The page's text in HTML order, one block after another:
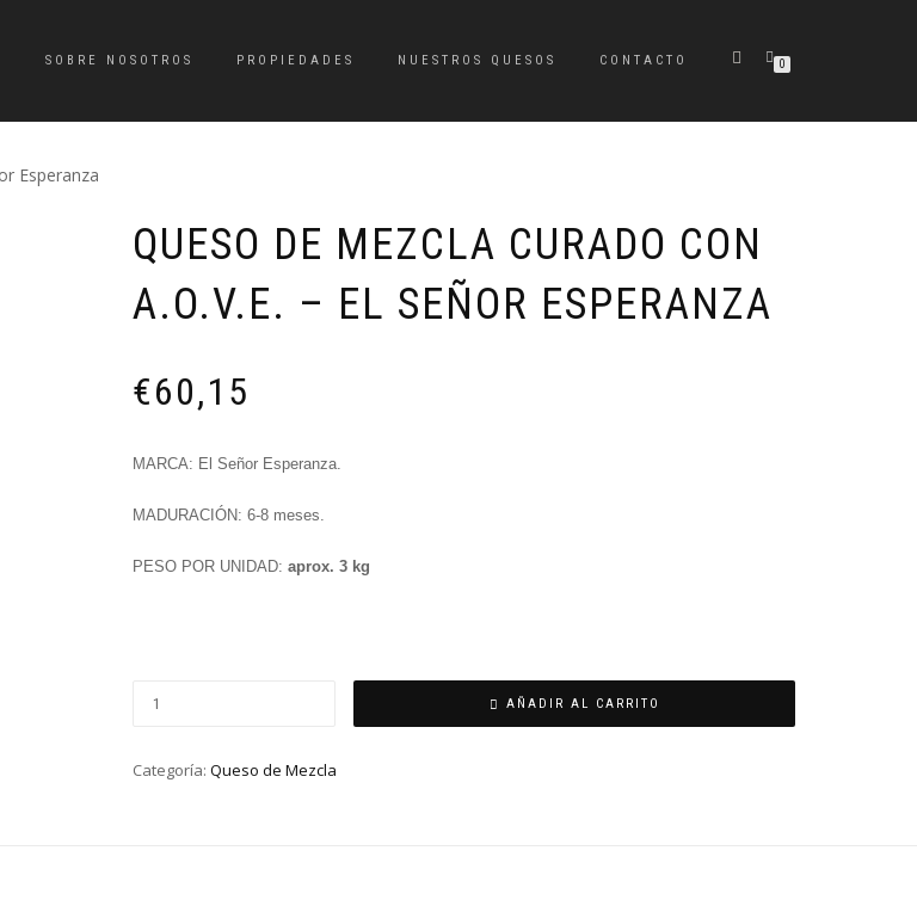
SOBRE NOSOTROS PROPIEDADES NUESTROS QUESOS CONTACTO 0
Esperanza
QUESO DE MEZCLA CURADO CON
A.O.V.E. – EL SEÑOR ESPERANZA
€60,15
MARCA: El Señor Esperanza.
MADURACIÓN: 6-8 meses.
PESO POR UNIDAD: aprox. 3 kg
AÑADIR AL CARRITO
Categoría: Queso de Mezcla